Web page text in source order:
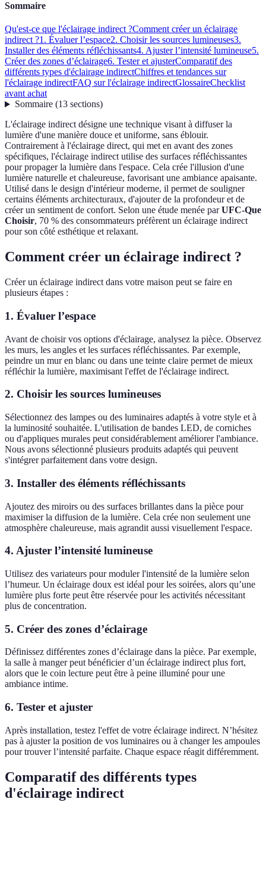
Sommaire
Qu'est-ce que l'éclairage indirect ?Comment créer un éclairage
indirect ?1. Évaluer l’espace2. Choisir les sources lumineuses3.
Installer des éléments réfléchissants4. Ajuster l’intensité lumineuse5.
Créer des zones d’éclairage6. Tester et ajusterComparatif des
différents types d'éclairage indirectChiffres et tendances sur
l'éclairage indirectFAQ sur l'éclairage indirectGlossaireChecklist
avant achat
Sommaire(13 sections)
L'éclairage indirect désigne une technique visant à diffuser la
lumière d'une manière douce et uniforme, sans éblouir.
Contrairement à l'éclairage direct, qui met en avant des zones
spécifiques, l'éclairage indirect utilise des surfaces réfléchissantes
pour propager la lumière dans l'espace. Cela crée l'illusion d'une
lumière naturelle et chaleureuse, favorisant une ambiance apaisante.
Utilisé dans le design d'intérieur moderne, il permet de souligner
certains éléments architecturaux, d'ajouter de la profondeur et de
créer un sentiment de confort. Selon une étude menée parUFC-Que
Choisir, 70 % des consommateurs préfèrent un éclairage indirect
pour son côté esthétique et relaxant.
Comment créer un éclairage indirect ?
Créer un éclairage indirect dans votre maison peut se faire en
plusieurs étapes :
1. Évaluer l’espace
Avant de choisir vos options d'éclairage, analysez la pièce. Observez
les murs, les angles et les surfaces réfléchissantes. Par exemple,
peindre un mur en blanc ou dans une teinte claire permet de mieux
réfléchir la lumière, maximisant l'effet de l'éclairage indirect.
2. Choisir les sources lumineuses
Sélectionnez des lampes ou des luminaires adaptés à votre style et à
la luminosité souhaitée. L'utilisation de bandes LED, de corniches
ou d'appliques murales peut considérablement améliorer l'ambiance.
Nous avons sélectionné plusieurs produits adaptés qui peuvent
s'intégrer parfaitement dans votre design.
3. Installer des éléments réfléchissants
Ajoutez des miroirs ou des surfaces brillantes dans la pièce pour
maximiser la diffusion de la lumière. Cela crée non seulement une
atmosphère chaleureuse, mais agrandit aussi visuellement l'espace.
4. Ajuster l’intensité lumineuse
Utilisez des variateurs pour moduler l'intensité de la lumière selon
l’humeur. Un éclairage doux est idéal pour les soirées, alors qu’une
lumière plus forte peut être réservée pour les activités nécessitant
plus de concentration.
5. Créer des zones d’éclairage
Définissez différentes zones d’éclairage dans la pièce. Par exemple,
la salle à manger peut bénéficier d’un éclairage indirect plus fort,
alors que le coin lecture peut être à peine illuminé pour une
ambiance intime.
6. Tester et ajuster
Après installation, testez l'effet de votre éclairage indirect. N’hésitez
pas à ajuster la position de vos luminaires ou à changer les ampoules
pour trouver l’intensité parfaite. Chaque espace réagit différemment.
Comparatif des différents types
d'éclairage indirect